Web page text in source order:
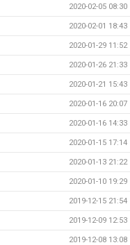
2020-02-05 08:30
2020-02-01 18:43
2020-01-29 11:52
2020-01-26 21:33
2020-01-21 15:43
2020-01-16 20:07
2020-01-16 14:33
2020-01-15 17:14
2020-01-13 21:22
2020-01-10 19:29
2019-12-15 21:54
2019-12-09 12:53
2019-12-08 13:08